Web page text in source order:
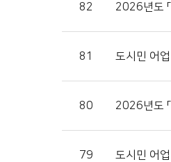
82 2026년도
81 도시민 어
80 2026년도
79 도시민 어